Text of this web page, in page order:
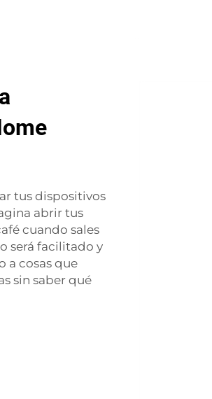
tus dispositivos
abrir tus
cuando sales
será facilitado y
cosas que
sin saber qué